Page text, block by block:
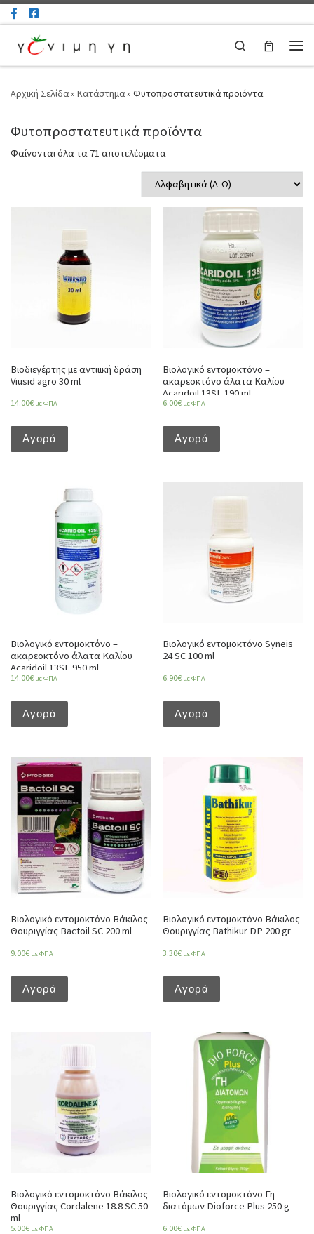
Μετάβαση στο περιεχόμενο
Search
Αρχική Σελίδα» Κατάστημα» Φυτοπροστατευτικά προϊόντα
Φυτοπροστατευτικά προϊόντα
Φαίνονται όλα τα 71 αποτελέσματα
Βιοδιεγέρτης με αντιιική δράση
Viusid agro 30 ml
14.00€ με ΦΠΑ
Αγορά
Βιολογικό εντομοκτόνο –
ακαρεοκτόνο άλατα Καλίου
Acaridoil 13SL 190 ml
6.00€ με ΦΠΑ
Αγορά
Βιολογικό εντομοκτόνο –
ακαρεοκτόνο άλατα Καλίου
Acaridoil 13SL 950 ml
14.00€ με ΦΠΑ
Αγορά
Βιολογικό εντομοκτόνο Syneis
24 SC 100 ml
6.90€ με ΦΠΑ
Αγορά
Βιολογικό εντομοκτόνο Βάκιλος
Θουριγγίας Bactoil SC 200 ml
9.00€ με ΦΠΑ
Αγορά
Βιολογικό εντομοκτόνο Βάκιλος
Θουριγγίας Bathikur DP 200 gr
3.30€ με ΦΠΑ
Αγορά
Βιολογικό εντομοκτόνο Βάκιλος
Θουριγγίας Cordalene 18.8 SC 50
ml
5.00€ με ΦΠΑ
Βιολογικό εντομοκτόνο Γη
διατόμων Dioforce Plus 250 g
6.00€ με ΦΠΑ